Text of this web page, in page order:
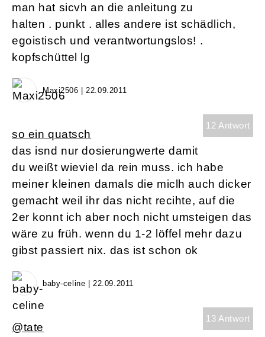
man hat sicvh an die anleitung zu
halten . punkt . alles andere ist schädlich,
egoistisch und verantwortungslos! .
kopfschüttel lg
Maxi2506 | 22.09.2011
12 Antwort
so ein quatsch
das isnd nur dosierungwerte damit
du weißt wieviel da rein muss. ich habe
meiner kleinen damals die miclh auch dicker
gemacht weil ihr das nicht recihte, auf die
2er konnt ich aber noch nicht umsteigen das
wäre zu früh. wenn du 1-2 löffel mehr dazu
gibst passiert nix. das ist schon ok
baby-celine | 22.09.2011
13 Antwort
@tate